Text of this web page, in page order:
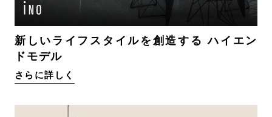
新しいライフスタイルを創造する ハイエン
ドモデル
さらに詳しく